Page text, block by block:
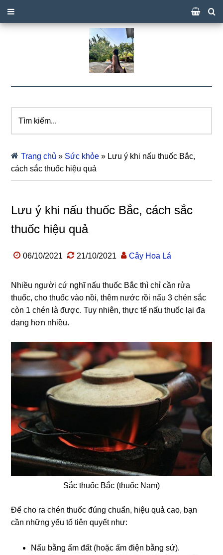
kiếm...
Trang chủ » Sức khỏe » Lưu ý khi nấu thuốc Bắc,
cách sắc thuốc hiệu quả
Lưu ý khi nấu thuốc Bắc, cách sắc
thuốc hiệu quả
06/10/2021 21/10/2021 Cây Hoa Lá
Nhiều người cứ nghĩ nấu thuốc Bắc thì chỉ cần rửa
thuốc, cho thuốc vào nồi, thêm nước rồi nấu 3 chén sắc
còn 1 chén là được. Tuy nhiên, thực tế nấu thuốc lại đa
dạng hơn nhiều.
Sắc thuốc Bắc (thuốc Nam)
Để cho ra chén thuốc đúng chuẩn, hiệu quả cao, bạn
cần những yếu tố tiên quyết như:
Nấu bằng ấm đất (hoặc ấm điện bằng sứ).